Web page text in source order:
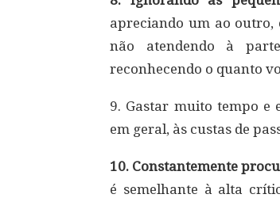
apreciando um ao
não atendendo à
reconhecendo o quanto
9. Gastar muito tempo e
em geral, às custas de
10. Constantemente
é semelhante à alta